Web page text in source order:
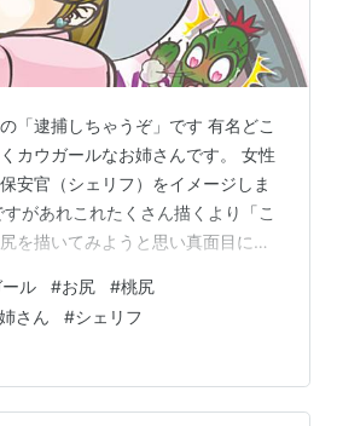
「逮捕しちゃうぞ」です 有名どこ
カウガールなお姉さんです。 女性
安官（シェリフ）をイメージしま
があれこれたくさん描くより「こ
を描いてみようと思い真面目にお
それではまた！
ル #お尻 #桃尻
さん #シェリフ